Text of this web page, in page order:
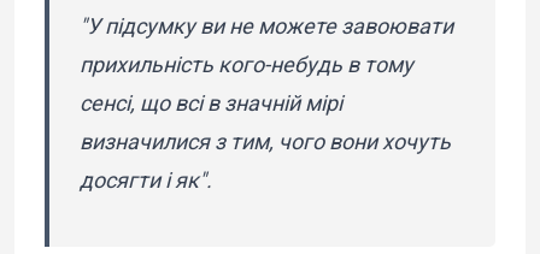
"У підсумку ви не можете завоювати
прихильність кого-небудь в тому
сенсі, що всі в значній мірі
визначилися з тим, чого вони хочуть
досягти і як".